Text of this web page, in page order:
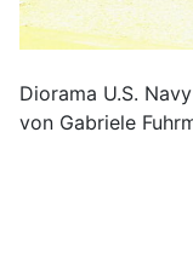
Diorama U.S.
von Gabriele